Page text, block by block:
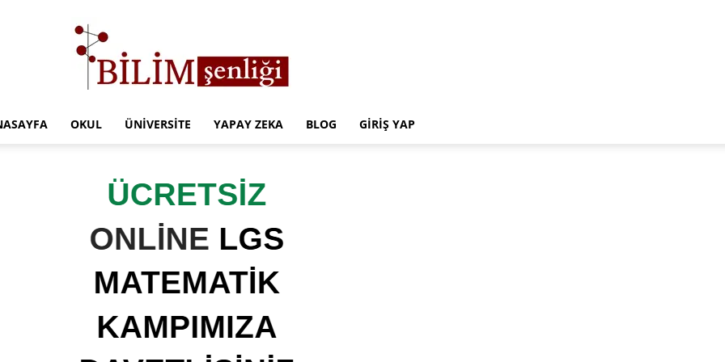
Eğitim
OKUL ÜNIVERSITE YAPAY ZEKA BLOG GIRIŞ YAP